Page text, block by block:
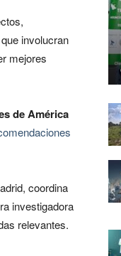
involucran
mejores
de América
coordina
investigadora
relevantes.